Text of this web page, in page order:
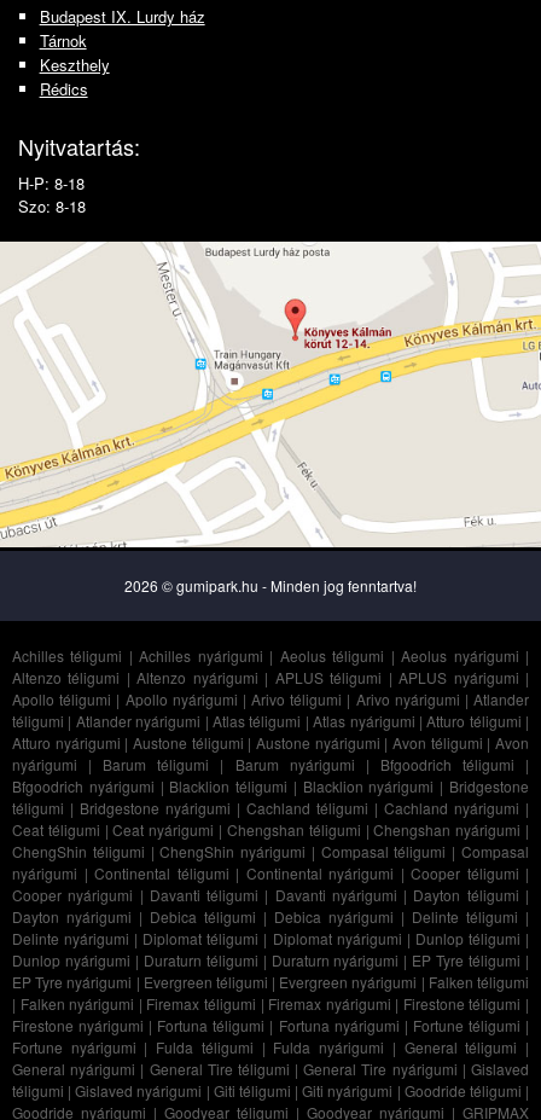
Budapest IX. Lurdy ház
Tárnok
Keszthely
Rédics
Nyitvatartás:
H-P: 8-18
Szo: 8-18
2026 © gumipark.hu - Minden jog fenntartva!
Achilles téligumi |Achilles nyárigumi | Aeolus téligumi |Aeolus nyárigumi |
Altenzo téligumi |Altenzo nyárigumi | APLUS téligumi |APLUS nyárigumi |
Apollo téligumi | Apollo nyárigumi |Arivo téligumi | Arivo nyárigumi |Atlander
téligumi | Atlander nyárigumi | Atlas téligumi |Atlas nyárigumi |Atturo téligumi |
Atturo nyárigumi |Austone téligumi |Austone nyárigumi |Avon téligumi |Avon
nyárigumi | Barum téligumi | Barum nyárigumi | Bfgoodrich téligumi |
Bfgoodrich nyárigumi | Blacklion téligumi | Blacklion nyárigumi | Bridgestone
téligumi | Bridgestone nyárigumi | Cachland téligumi | Cachland nyárigumi |
Ceat téligumi |Ceat nyárigumi | Chengshan téligumi |Chengshan nyárigumi |
ChengShin téligumi |ChengShin nyárigumi | Compasal téligumi |Compasal
nyárigumi | Continental téligumi | Continental nyárigumi | Cooper téligumi |
Cooper nyárigumi | Davanti téligumi | Davanti nyárigumi | Dayton téligumi |
Dayton nyárigumi | Debica téligumi | Debica nyárigumi | Delinte téligumi |
Delinte nyárigumi | Diplomat téligumi | Diplomat nyárigumi | Dunlop téligumi |
Dunlop nyárigumi | Duraturn téligumi | Duraturn nyárigumi | EP Tyre téligumi |
EP Tyre nyárigumi | Evergreen téligumi | Evergreen nyárigumi | Falken téligumi
| Falken nyárigumi | Firemax téligumi | Firemax nyárigumi | Firestone téligumi |
Firestone nyárigumi | Fortuna téligumi | Fortuna nyárigumi | Fortune téligumi |
Fortune nyárigumi | Fulda téligumi | Fulda nyárigumi | General téligumi |
General nyárigumi | General Tire téligumi |General Tire nyárigumi |Gislaved
téligumi |Gislaved nyárigumi | Giti téligumi |Giti nyárigumi | Goodride téligumi |
Goodride nyárigumi | Goodyear téligumi | Goodyear nyárigumi | GRIPMAX